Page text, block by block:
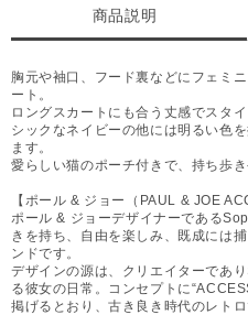
商品説明
胸元や袖口、フード裏などにフェミ
ート。
ロングスカートにも合う丈感でスタ
シックなネイビーの他には明るい色
ます。
愛らしい猫のポーチ付きで、持ち歩き
【ポール & ジョー（PAUL & JOE
ポール & ジョーデザイナーである
きを持ち、自由を楽しみ、既成には
ンドです。
デザインの源は、クリエイターであ
る彼女の日常。コンセプトに
掲げるとおり、古き良き時代のレト